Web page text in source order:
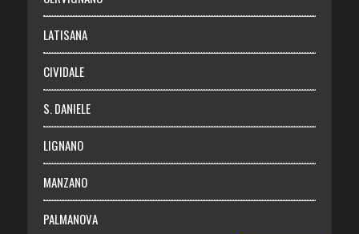
Login
LATISANA
CIVIDALE
S. DANIELE
LIGNANO
MANZANO
PALMANOVA